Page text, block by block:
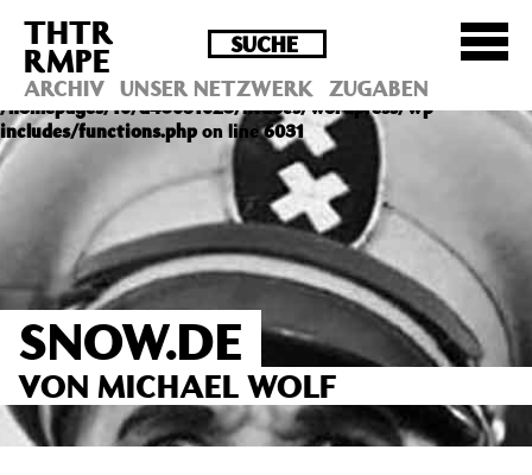
Deprecated : Die Funktion post_permalink ist seit
Version 4.4.0 veraltet! Verwende stattdessen
get_permalink(). in
/homepages/10/d43051023/htdocs/wordpress/wp-
includes/functions.phpon line6031
THTR
RMPE
ARCHIV UNSER NETZWERK ZUGABEN
SNOW.DE
VON MICHAEL WOLF